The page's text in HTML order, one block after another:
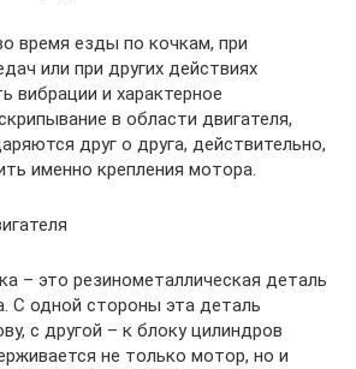
время езды по кочкам, при
или при других действиях
вибрации и характерное
в области двигателя,
друг о друга, действительно,
именно крепления мотора.
– это резинометаллическая деталь
С одной стороны эта деталь
с другой – к блоку цилиндров
не только мотор, но и